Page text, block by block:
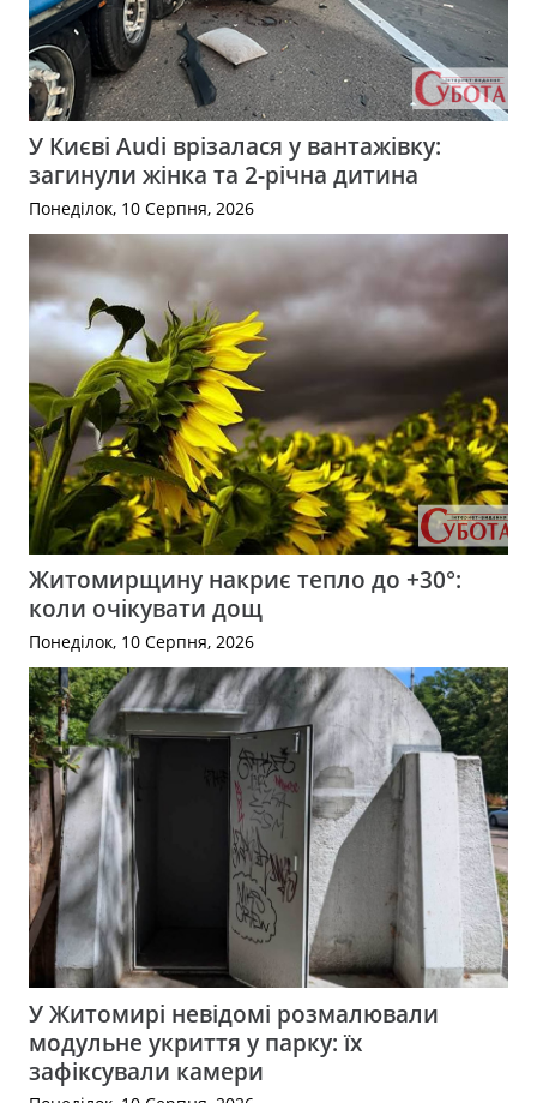
У Києві Audi врізалася у вантажівку:
загинули жінка та 2-річна дитина
Понеділок, 10 Серпня, 2026
Житомирщину накриє тепло до +30°:
коли очікувати дощ
Понеділок, 10 Серпня, 2026
У Житомирі невідомі розмалювали
модульне укриття у парку: їх
зафіксували камери